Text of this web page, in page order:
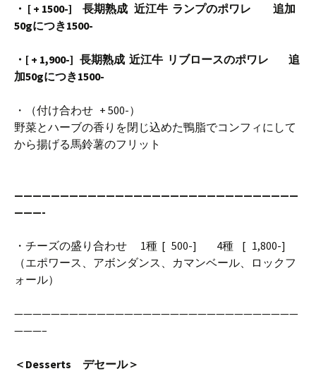
・ [ + 1500-] 長期熟成 近江牛 ランプのポワレ 追加
50gにつき1500-
・[ + 1,900-] 長期熟成 近江牛 リブロースのポワレ 追
加50gにつき1500-
・（付け合わせ + 500-）
野菜とハーブの香りを閉じ込めた鴨脂でコンフィにして
から揚げる馬鈴薯のフリット
———————————————————————————————
———-
・チーズの盛り合わせ 1種 [ 500-] 4種 [ 1,800-]
（エポワース、アボンダンス、カマンベール、ロックフ
ォール）
———————————————————————————————
———–
＜Desserts デセール＞